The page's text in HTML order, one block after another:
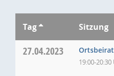
Tag Sitzung
27.04.2023
19:00-20:30